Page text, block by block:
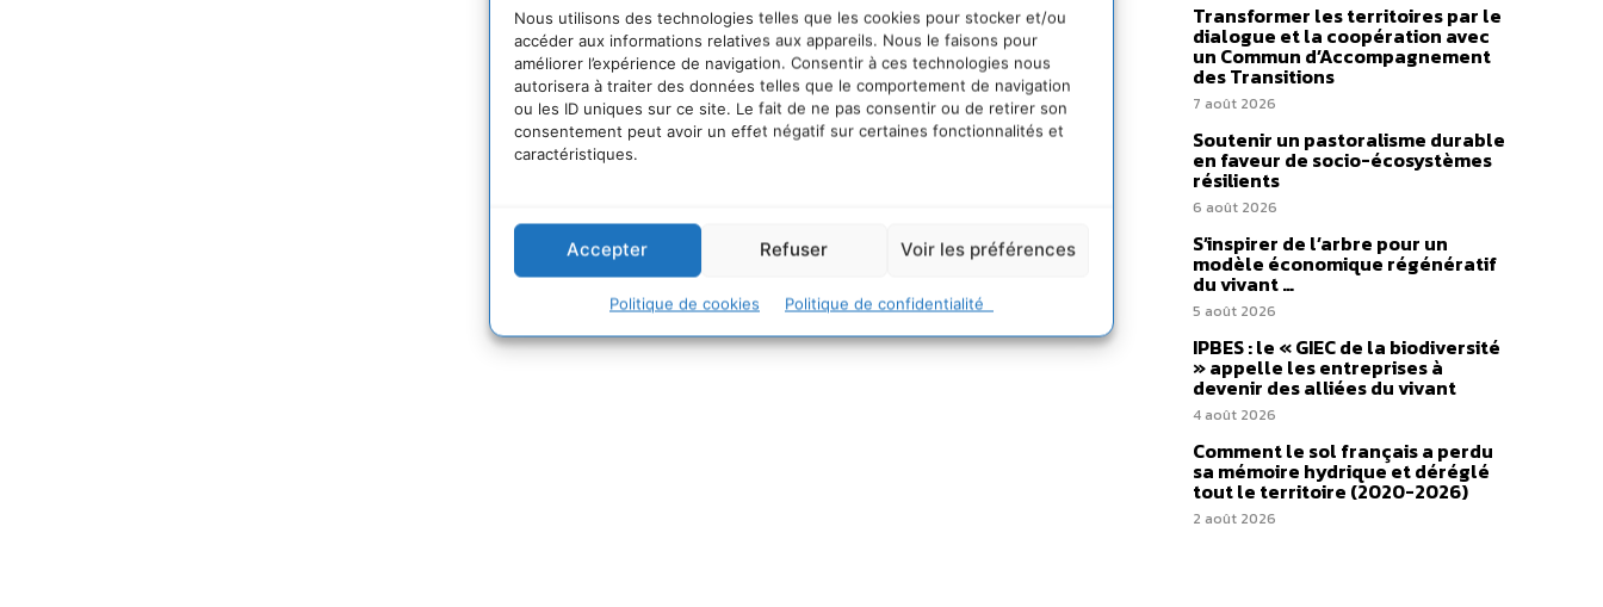
Nous utilisons des technologies telles que les cookies pour stocker et/ou
accéder aux informations relatives aux appareils. Nous le faisons pour
améliorer l’expérience de navigation. Consentir à ces technologies nous
autorisera à traiter des données telles que le comportement de navigation
ou les ID uniques sur ce site. Le fait de ne pas consentir ou de retirer son
consentement peut avoir un effet négatif sur certaines fonctionnalités et
caractéristiques.
Accepter Refuser Voir les préférences
Politique de cookies Politique de confidentialité
Transformer les territoires par le
dialogue et la coopération avec
un Commun d’Accompagnement
des Transitions
7 août 2026
Soutenir un pastoralisme durable
en faveur de socio-écosystèmes
résilients
6 août 2026
S’inspirer de l’arbre pour un
modèle économique régénératif
du vivant …
5 août 2026
IPBES : le « GIEC de la biodiversité
» appelle les entreprises à
devenir des alliées du vivant
4 août 2026
Comment le sol français a perdu
sa mémoire hydrique et déréglé
tout le territoire (2020-2026)
2 août 2026